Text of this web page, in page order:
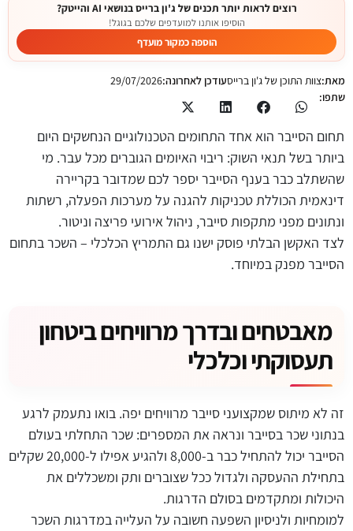
רוצים לראות יותר תכנים של ג'ון ברייס בנושאי AI והייטק?
הוסיפו אותנו למועדפים שלכם בגוגל!
הוספה כמקור מועדף
מאת:צוות התוכן של ג'ון ברייסעודכן לאחרונה:29/07/2026
שתפו:
תחום הסייבר הוא אחד התחומים הטכנולוגיים הנחשקים היום
ביותר בשל תנאי השוק: ריבוי האיומים הגוברים מכל עבר. מי
שהשתלב כבר בענף הסייבר יספר לכם שמדובר בקריירה
דינאמית הכוללת טכניקות להגנה על מערכות הפעלה, רשתות
ונתונים מפני מתקפות סייבר, ניהול אירועי פריצה וניטור.
לצד האקשן הבלתי פוסק ישנו גם התמריץ הכלכלי – השכר בתחום
הסייבר מפנק במיוחד.
מאבטחים ובדרך מרוויחים ביטחון
תעסוקתי וכלכלי
זה לא מיתוס שמקצועני סייבר מרוויחים יפה. בואו נתעמק לרגע
בנתוני שכר בסייבר ונראה את המספרים: שכר התחלתי בעולם
הסייבר יכול להתחיל כבר ב-8,000 ולהגיע אפילו ל-20,000 שקלים
בתחילת ההעסקה ולגדול ככל שצוברים ותק ומשכללים את
היכולות ומתקדמים בסולם הדרגות.
למומחיות ולניסיון השפעה חשובה על העלייה במדרגות השכר